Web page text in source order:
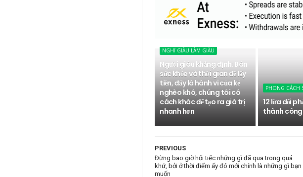
NGHĨ GIÀU LÀM GIÀU
Người giàu khẳng định: Bán
sức khỏe và thời gian để lấy
tiền, đấy là hành vi của kẻ
nghèo khó, chúng tôi có
cách khác để tạo ra giá trị
nhanh hơn
PHONG CÁCH
12 lừa dối
thành công
PREVIOUS
Đừng bao giờ hối tiếc những gì đã qua trong quá
khứ, bởi ở thời điểm ấy đó mới chính là những gì bạn
muốn